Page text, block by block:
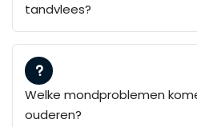
tandvlees?
Welke mondproblemen
ouderen?